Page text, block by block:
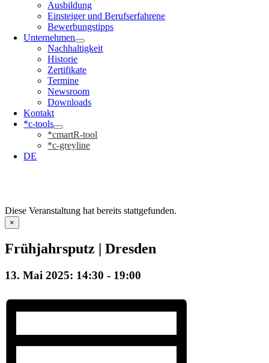
Ausbildung
Einsteiger und Berufserfahrene
Bewerbungstipps
Unternehmen
Nachhaltigkeit
Historie
Zertifikate
Termine
Newsroom
Downloads
Kontakt
*c-tools
*cmartR-tool
*c-greyline
DE
Diese Veranstaltung hat bereits stattgefunden.
×
Frühjahrsputz | Dresden
13. Mai 2025: 14:30 - 19:00